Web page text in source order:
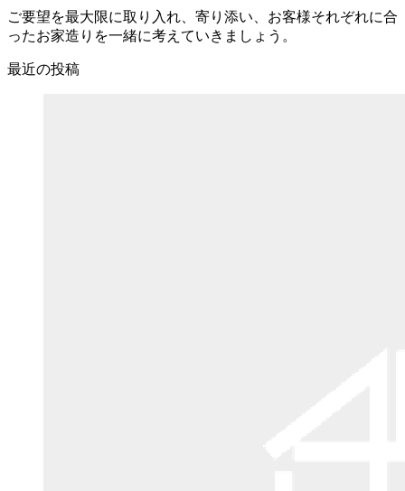
ご要望を最大限に取り入れ、寄り添い、お客様それぞれに合
ったお家造りを一緒に考えていきましょう。
最近の投稿